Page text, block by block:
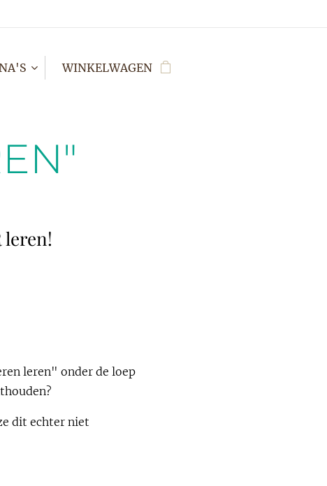
WINKELWAGEN
leren!
leren" onder de loep
dit echter niet